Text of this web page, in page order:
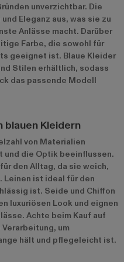
unverzichtbar. Die
Eleganz aus, was sie zu
Anlässe macht. Darüber
Farbe, die sowohl für
geeignet ist. Blaue Kleider
Stilen erhältlich, sodass
das passende Modell
blauen Kleidern
von Materialien
die Optik beeinflussen.
den Alltag, da sie weich,
ist ideal für den
ist. Seide und Chiffon
luxuriösen Look und eignen
Achte beim Kauf auf
um
hält und pflegeleicht ist.